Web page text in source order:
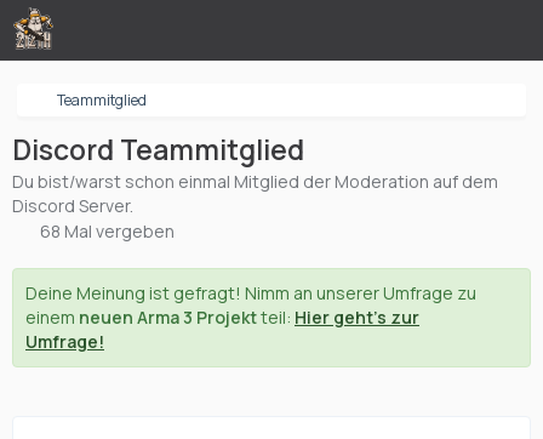
Teammitglied
Discord Teammitglied
Du bist/warst schon einmal Mitglied der Moderation auf dem
Discord Server.
68 Mal vergeben
Deine Meinung ist gefragt! Nimm an unserer Umfrage zu
einem neuen Arma 3 Projektteil: Hier geht's zur
Umfrage!